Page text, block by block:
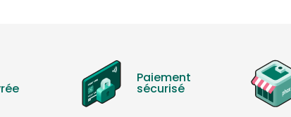
Paiement
sécurisé